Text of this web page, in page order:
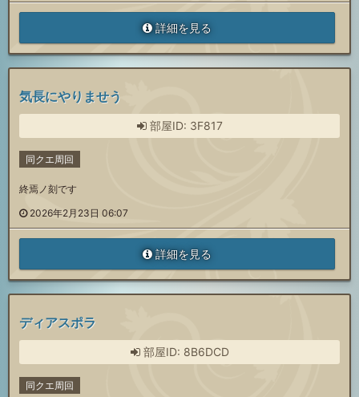
詳細を見る
気長にやりませう
部屋ID: 3F817
同クエ周回
終焉ノ刻です
2026年2月23日 06:07
詳細を見る
ディアスポラ
部屋ID: 8B6DCD
同クエ周回